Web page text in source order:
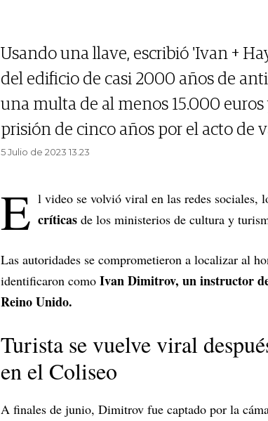
Usando una llave, escribió 'Ivan +
del edificio de casi 2000 años de
una multa de al menos 15.000
prisión de cinco años por el acto de
5 Julio de 2023 13.23
E l video se volvió viral en las redes sociales,
críticas de los ministerios de cultura y
Las autoridades se comprometieron a localizar al
identificaron como Ivan Dimitrov, un instructor
Reino Unido.
Turista se vuelve viral
en el Coliseo
A finales de junio, Dimitrov fue captado por la